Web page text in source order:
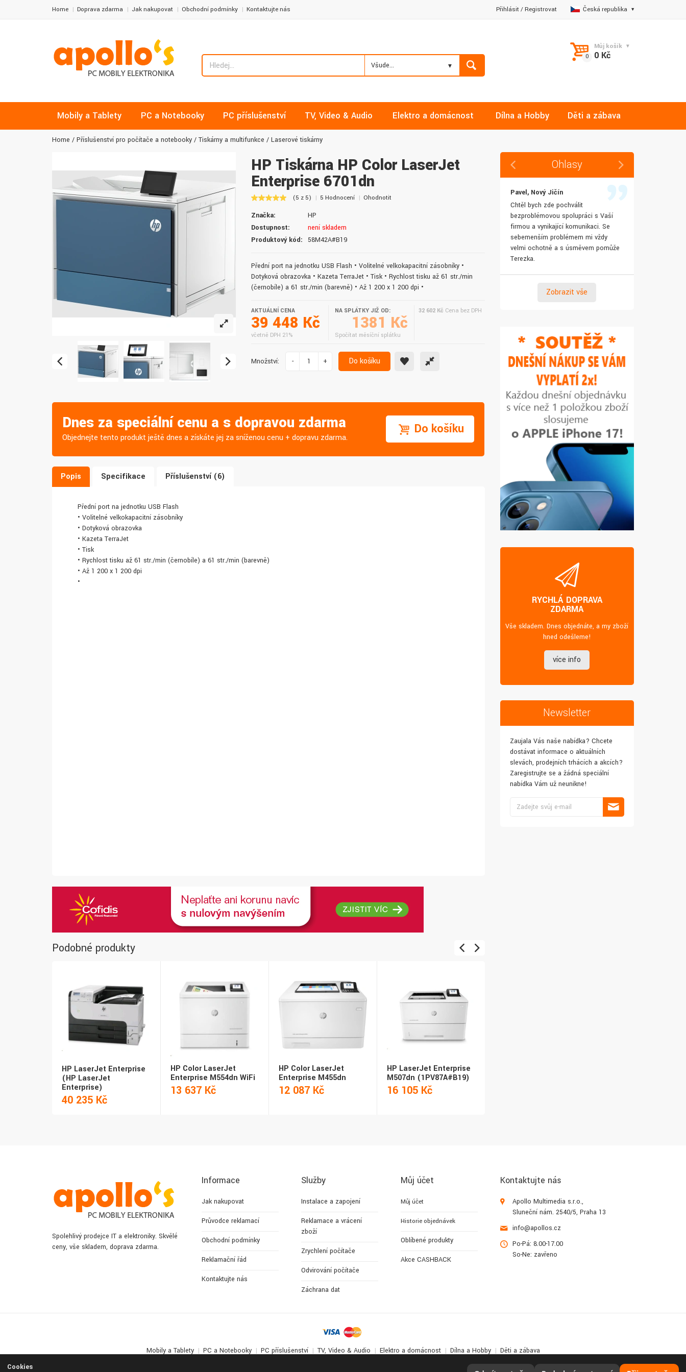
Cookies
Home Doprava zdarma Jak nakupovat Obchodní podmínky Kontaktujte nás Česká republika
Přihlásit/Registrovat
Všude...
Můj košík
0 Kč
Mobily a Tablety PC a Notebooky PC příslušenství TV, Video & Audio Elektro a domácnost Dílna a Hobby Děti a zábava
Home Příslušenství pro počítače a notebooky Tiskárny a multifunkce Laserové tiskárny
HP Tiskárna HP Color LaserJet
Enterprise 6701dn
(5 z 5) 5 Hodnocení Ohodnotit
Značka:
HP
Dostupnost:
není skladem
Produktový kód:
58M42A#B19
Přední port na jednotku USB Flash • Volitelné velkokapacitní zásobníky •
Dotyková obrazovka • Kazeta TerraJet • Tisk • Rychlost tisku až 61 str./min
(černobíle) a 61 str./min (barevně) • Až 1 200 x 1 200 dpi •
AKTUÁLNÍ CENA
39 448 Kč
včetně DPH 21%
NA SPLÁTKY JIŽ OD:
1381 Kč
Spočítat měsíční splátku
32 602 Kč Cena bez DPH
Množství: - + Do košíku
Dnes za speciální cenu a s dopravou zdarma
Objednejte tento produkt ještě dnes a získáte jej za sníženou cenu + dopravu zdarma.
Do košíku
Popis Specifikace Příslušenství (6)
Přední port na jednotku USB Flash
• Volitelné velkokapacitní zásobníky
• Dotyková obrazovka
• Kazeta TerraJet
• Tisk
• Rychlost tisku až 61 str./min (černobíle) a 61 str./min (barevně)
• Až 1 200 x 1 200 dpi
•
Podobné produkty
HP LaserJet Enterprise
(HP LaserJet
Enterprise)
40 235 Kč
HP Color LaserJet
Enterprise M554dn WiFi
13 637 Kč
HP Color LaserJet
Enterprise M455dn
12 087 Kč
HP LaserJet Enterprise
M507dn (1PV87A#B19)
16 105 Kč
Ohlasy
Milan, Mělník
vždy v pořádku. Vše skladem a za
normální ceny. Třešničkou na dortu je
doručení do druhého dne.
Pavel, Nový Jičín
Chtěl bych zde pochválit
bezproblémovou spolupráci s Vaší
firmou a vynikající komunikaci. Se
sebemenším problémem mi vždy
velmi ochotně a s úsměvem pomůže
Terezka.
Zobrazit vše
RYCHLÁ DOPRAVA
ZDARMA
Vše skladem. Dnes objednáte, a my zboží
hned odešleme!
více info
Newsletter
Zaujala Vás naše nabídka? Chcete
dostávat informace o aktuálních
slevách, prodejních trhácích a akcích?
Zaregistrujte se a žádná speciální
nabídka Vám už neunikne!
Spolehlivý prodejce IT a elektroniky. Skvělé
ceny, vše skladem, doprava zdarma.
Informace
Jak nakupovat
Průvodce reklamací
Obchodní podmínky
Reklamační řád
Kontaktujte nás
Služby
Instalace a zapojení
Reklamace a vrácení
zboží
Zrychlení počítače
Odvirování počítače
Záchrana dat
Můj účet
Můj účet
Historie objednávek
Oblíbené produkty
Akce CASHBACK
Kontaktujte nás
Apollo Multimedia s.r.o.,
Sluneční nám. 2540/5, Praha 13
info@apollos.cz
Po-Pá: 8.00-17.00
So-Ne: zavřeno
Mobily a Tablety PC a Notebooky PC příslušenství TV, Video & Audio Elektro a domácnost Dílna a Hobby
Děti a zábava